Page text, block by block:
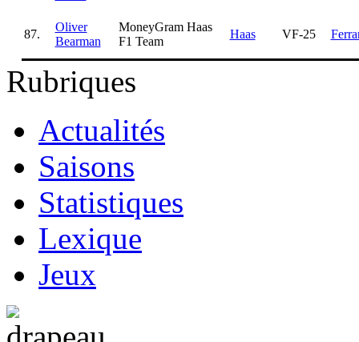
87.
Oliver
Bearman
MoneyGram Haas
F1 Team
Haas VF-25
Rubriques
Actualités
Saisons
Statistiques
Lexique
Jeux